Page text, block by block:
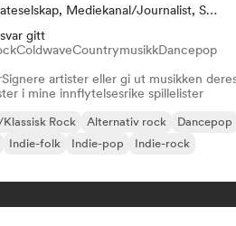
Plateselskap, Mediekanal/journalist, Spillelistekurator
gitt
ColdwaveCountrymusikkDancepop
Signere artister eller gi ut musikken
i mine innflytelsesrike spillelister
Rock Alternativ rock
Dancepop
Indie-folk Indie-pop
Indie-rock